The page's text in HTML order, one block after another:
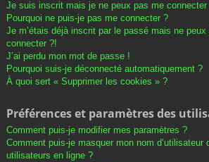
Je suis inscrit mais je ne peux pas me connecter
Pourquoi ne puis-je pas me connecter ?
Je m’étais déjà inscrit par le passé mais ne
connecter ?!
J’ai perdu mon mot de passe !
Pourquoi suis-je déconnecté automatiquement ?
À quoi sert « Supprimer les cookies » ?
Préférences et paramètres des
Comment puis-je modifier mes paramètres ?
Comment puis-je masquer mon nom d’utilisateur
utilisateurs en ligne ?